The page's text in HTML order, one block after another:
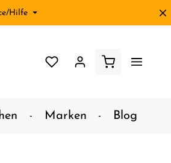
Hilfe
Marken Blog